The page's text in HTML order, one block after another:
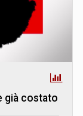
già costato